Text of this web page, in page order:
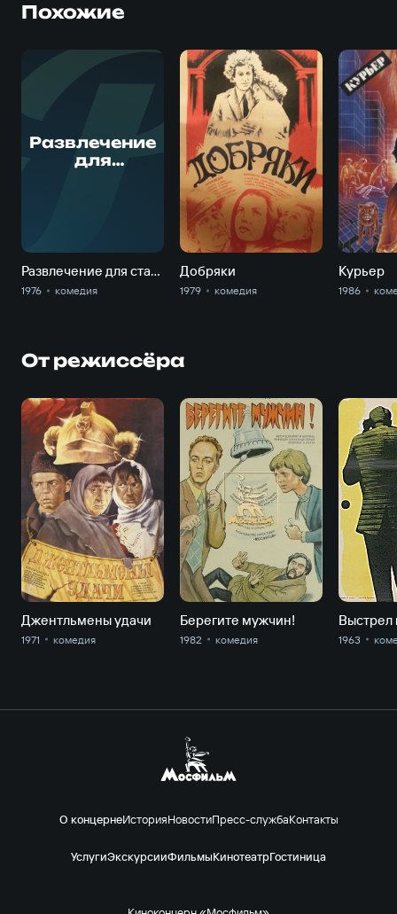
Похожие
Развлечение
для
Развлечение для старичков
1976 комедия
Добряки
1979 комедия
Курьер
1986
От режиссёра
Джентльмены удачи
1971 комедия
Берегите мужчин!
1982 комедия
Выстрел
1963
О концернеИсторияНовостиПресс-службаКонтакты
УслугиЭкскурсииФильмыКинотеатрГостиница